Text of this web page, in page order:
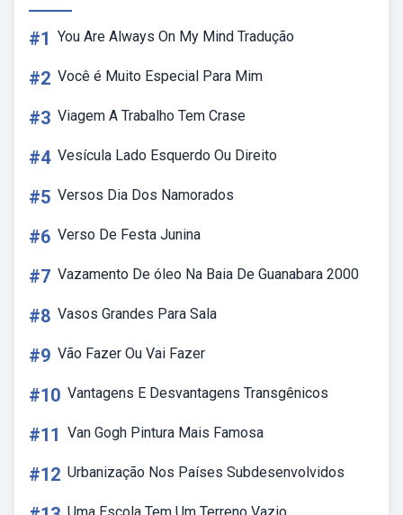
#1 You Are Always On My Mind Tradução
#2 Você é Muito Especial Para Mim
#3 Viagem A Trabalho Tem Crase
#4 Vesícula Lado Esquerdo Ou Direito
#5 Versos Dia Dos Namorados
#6 Verso De Festa Junina
#7 Vazamento De óleo Na Baia De Guanabara 2000
#8 Vasos Grandes Para Sala
#9 Vão Fazer Ou Vai Fazer
#10 Vantagens E Desvantagens Transgênicos
#11 Van Gogh Pintura Mais Famosa
#12 Urbanização Nos Países Subdesenvolvidos